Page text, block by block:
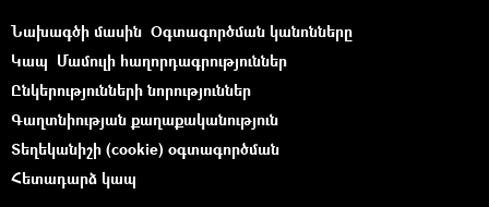
Նախագծի մասին Օգտագործման կանոնները
Կապ Մամուլի հաղորդագրություններ
Ընկերությունների նորություններ
Գաղտնիության քաղաքականություն
Տեղեկանիշի (cookie) օգտագործման
Հետադարձ կապ